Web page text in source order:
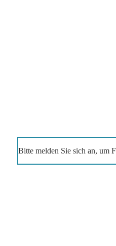
Bitte melden Sie sich an, um